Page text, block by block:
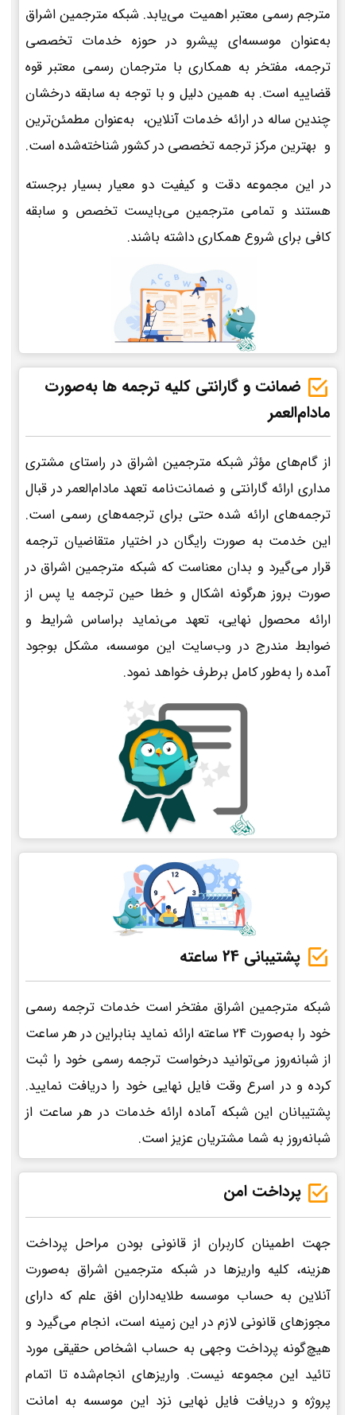
مترجم رسمی معتبر اهمیت می‌یابد. شبکه مترجمین اشراق
به‌عنوان موسسه‌ای پیشرو در حوزه خدمات تخصصی
ترجمه، مفتخر به همکاری با مترجمان رسمی معتبر قوه
قضاییه است. به همین دلیل و با توجه به سابقه درخشان
چندین ساله در ارائه خدمات آنلاین، به‌عنوان مطمئن‌ترین
و بهترین مرکز ترجمه تخصصی در کشور شناخته‌شده است.
در این مجموعه دقت و کیفیت دو معیار بسیار برجسته
هستند و تمامی مترجمین می‌بایست تخصص و سابقه
کافی برای شروع همکاری داشته باشند.
ضمانت و گارانتی کلیه ترجمه ها به‌صورت
مادام‌العمر
از گام‌های مؤثر شبکه مترجمین اشراق در راستای مشتری
مداری ارائه گارانتی و ضمانت‌نامه تعهد مادام‌العمر در قبال
ترجمه‌های ارائه شده حتی برای ترجمه‌های رسمی است.
این خدمت به صورت رایگان در اختیار متقاضیان ترجمه
قرار می‌گیرد و بدان معناست که شبکه مترجمین اشراق در
صورت بروز هرگونه اشکال و خطا حین ترجمه یا پس از
ارائه محصول نهایی، تعهد می‌نماید براساس شرایط و
ضوابط مندرج در وب‌سایت این موسسه، مشکل بوجود
آمده را به‌طور کامل برطرف خواهد نمود.
پشتیبانی 24 ساعته
شبکه مترجمین اشراق مفتخر است خدمات ترجمه رسمی
خود را به‌صورت 24 ساعته ارائه نماید بنابراین در هر ساعت
از شبانه‌روز می‌توانید درخواست ترجمه رسمی خود را ثبت
کرده و در اسرع وقت فایل نهایی خود را دریافت نمایید.
پشتیبانان این شبکه آماده ارائه خدمات در هر ساعت از
شبانه‌روز به شما مشتریان عزیز است.
پرداخت امن
جهت اطمینان کاربران از قانونی بودن مراحل پرداخت
هزینه، کلیه واریزها در شبکه مترجمین اشراق به‌صورت
آنلاین به حساب موسسه طلایه‌داران افق علم که دارای
مجوزهای قانونی لازم در این زمینه است، انجام می‌گیرد و
هیچ‌گونه پرداخت وجهی به حساب اشخاص حقیقی مورد
تائید این مجموعه نیست. واریزهای انجام‌شده تا اتمام
پروژه و دریافت فایل نهایی نزد این موسسه به امانت